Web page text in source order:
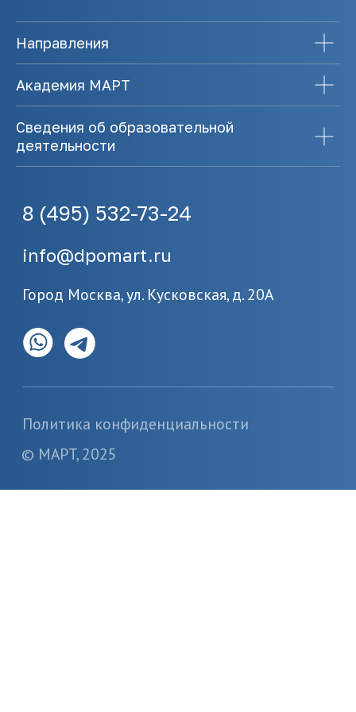
Направления
Академия МАРТ
Сведения об образовательной
деятельности